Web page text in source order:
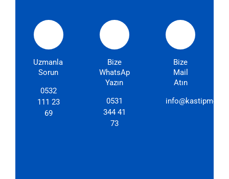
Uzmanlarımıza
Sorun
0532
111 23
69
Bize
WhatsApp'dan
Yazın
0531
344 41
73
Bize
Mail
Atın